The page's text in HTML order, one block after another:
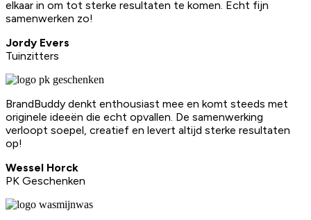
elkaar in om tot sterke resultaten te komen. Echt fijn
samenwerken zo!
Jordy Evers
Tuinzitters
BrandBuddy denkt enthousiast mee en komt steeds met
originele ideeën die echt opvallen. De samenwerking
verloopt soepel, creatief en levert altijd sterke resultaten
op!
Wessel Horck
PK Geschenken